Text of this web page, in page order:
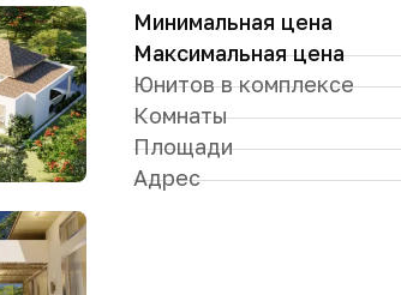
Минимальная цена
Максимальная цена
Юнитов в комплексе
Комнаты
Площади
Адрес